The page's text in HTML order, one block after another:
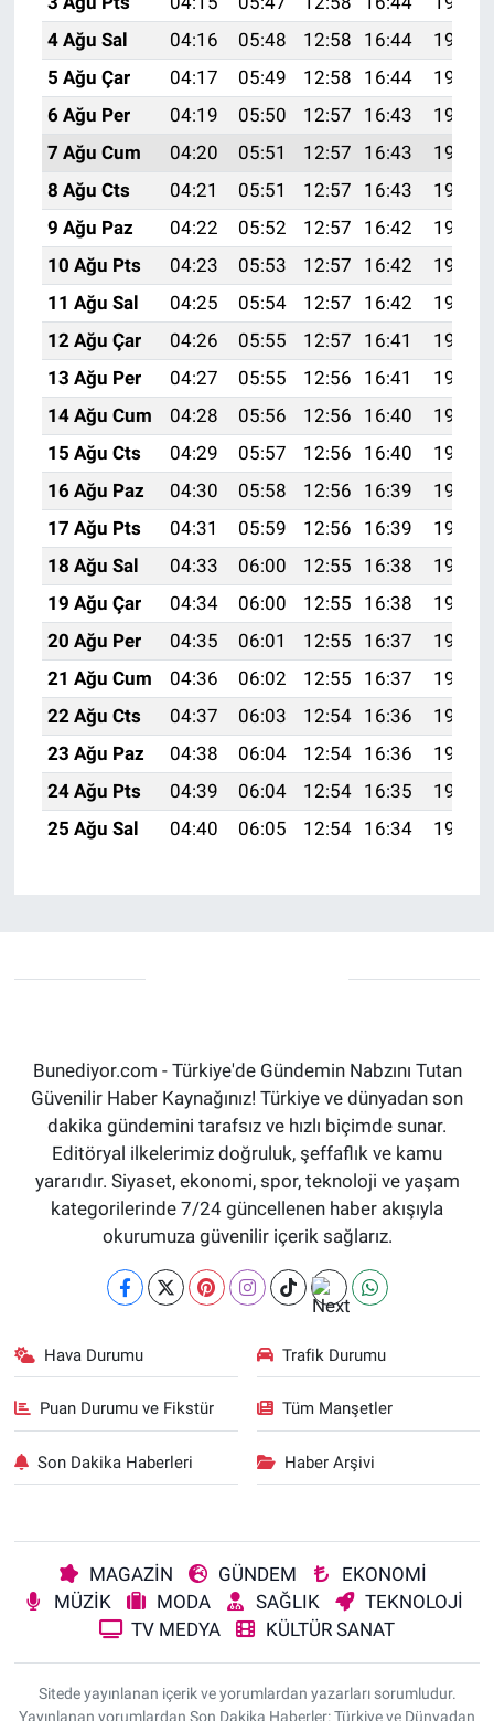
4 Ağu Sal
04:16 05:48 12:58 16:44
19:57
5 Ağu Çar
04:17 05:49 12:58 16:44
19:56
6 Ağu Per
04:19 05:50 12:57 16:43
19:55
7 Ağu Cum
04:20 05:51 12:57 16:43
19:54
8 Ağu Cts
04:21 05:51 12:57 16:43
19:53
9 Ağu Paz
04:22 05:52 12:57 16:42
19:52
10 Ağu Pts
04:23 05:53 12:57 16:42
19:51
11 Ağu Sal
04:25 05:54 12:57 16:42
19:50
12 Ağu Çar
04:26 05:55 12:57 16:41
19:49
13 Ağu Per
04:27 05:55 12:56 16:41
19:47
14 Ağu Cum
04:28 05:56 12:56 16:40
19:46
15 Ağu Cts
04:29 05:57 12:56 16:40
19:45
16 Ağu Paz
04:30 05:58 12:56 16:39
19:44
17 Ağu Pts
04:31 05:59 12:56 16:39
19:43
18 Ağu Sal
04:33 06:00 12:55 16:38
19:41
19 Ağu Çar
04:34 06:00 12:55 16:38
19:40
20 Ağu Per
04:35 06:01 12:55 16:37
19:39
21 Ağu Cum
04:36 06:02 12:55 16:37
19:38
22 Ağu Cts
04:37 06:03 12:54 16:36
19:36
23 Ağu Paz
04:38 06:04 12:54 16:36
19:35
24 Ağu Pts
04:39 06:04 12:54 16:35
19:34
25 Ağu Sal
04:40 06:05 12:54 16:34 19:32
Bunediyor.com - Türkiye'de Gündemin Nabzını Tutan
Güvenilir Haber Kaynağınız! Türkiye ve dünyadan son
dakika gündemini tarafsız ve hızlı biçimde sunar.
Editöryal ilkelerimiz doğruluk, şeffaflık ve kamu
yararıdır. Siyaset, ekonomi, spor, teknoloji ve yaşam
kategorilerinde 7/24 güncellenen haber akışıyla
okurumuza güvenilir içerik sağlarız.
Hava Durumu Trafik Durumu
Puan Durumu ve Fikstür Tüm Manşetler
Son Dakika Haberleri Haber Arşivi
MAGAZİN GÜNDEM
EKONOMİ
MÜZİK
MODA SAĞLIK
TEKNOLOJİ
TV MEDYA
KÜLTÜR SANAT
Sitede yayınlanan içerik ve yorumlardan yazarları sorumludur.
Yayınlanan yorumlardan Son Dakika Haberler: Türkiye ve Dünyadan